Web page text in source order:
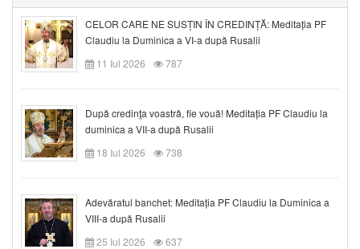
CELOR CARE NE SUSȚIN ÎN CREDINȚĂ: Meditația PF
Claudiu la Duminica a VI-a după Rusalii
11 Iul 2026
787
După credinţa voastră, fie vouă! Meditația PF Claudiu la
duminica a VII-a după Rusalii
18 Iul 2026
738
Adevăratul banchet: Meditația PF Claudiu la Duminica a
VIII-a după Rusalii
25 Iul 2026
637